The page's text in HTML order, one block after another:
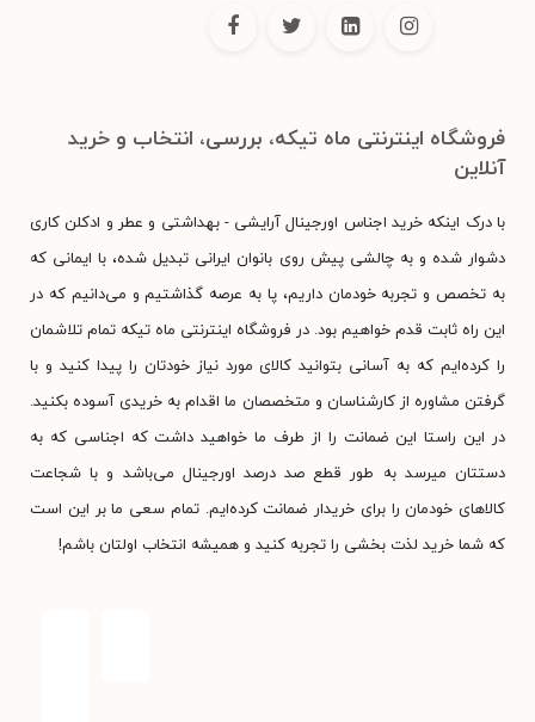
فروشگاه اینترنتی ماه تیکه، بررسی، انتخاب و خرید
آنلاین
با درک اینکه خرید اجناس اورجینال آرایشی - بهداشتی و عطر و ادکلن کاری
دشوار شده و به چالشی پیش روی بانوان ایرانی تبدیل شده، با ایمانی که
به تخصص و تجربه خودمان داریم، پا به عرصه گذاشتیم و می‌دانیم که در
این راه ثابت قدم خواهیم بود. در فروشگاه اینترنتی ماه تیکه تمام تلاشمان
را کرده‌ایم که به آسانی بتوانید کالای مورد نیاز خودتان را پیدا کنید و با
گرفتن مشاوره از کارشناسان و متخصصان ما اقدام به خریدی آسوده بکنید.
در این راستا این ضمانت را از طرف ما خواهید داشت که اجناسی که به
دستتان میرسد به طور قطع صد درصد اورجینال می‌باشد و با شجاعت
کالاهای خودمان را برای خریدار ضمانت کرده‌ایم. تمام سعی ما بر این است
که شما خرید لذت بخشی را تجربه کنید و همیشه انتخاب اولتان باشم!